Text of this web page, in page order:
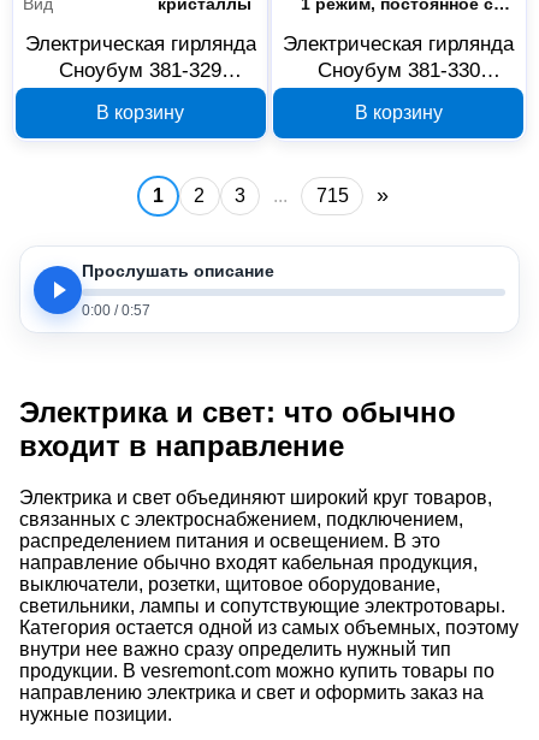
Электрическая гирлянда
Сноубум 381-329
LED, RG/RB
В корзину
Электрическая гирлянда
Сноубум 381-330
м, 20 LED, шампань
В корзину
1 2 3 ... 715 »
Прослушать описание
0:00 / 0:57
Электрика и свет: что обычно
входит в направление
Электрика и свет объединяют широкий круг товаров,
связанных с электроснабжением, подключением,
распределением питания и освещением. В это
направление обычно входят кабельная продукция,
выключатели, розетки, щитовое оборудование,
светильники, лампы и сопутствующие электротовары.
Категория остается одной из самых объемных, поэтому
внутри нее важно сразу определить нужный тип
продукции. В vesremont.com можно купить товары по
направлению электрика и свет и оформить заказ на
нужные позиции.